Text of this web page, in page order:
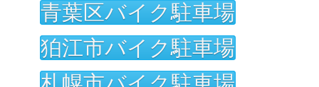
青葉区バイク駐車場
狛江市バイク駐車場